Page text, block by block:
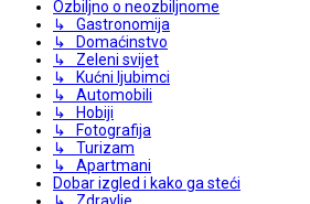
Ozbiljno o neozbiljnome
↳ Gastronomija
↳ Domaćinstvo
↳ Zeleni svijet
↳ Kućni ljubimci
↳ Automobili
↳ Hobiji
↳ Fotografija
↳ Turizam
↳ Apartmani
Dobar izgled i kako ga steći